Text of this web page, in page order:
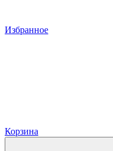
Избранное
Корзина